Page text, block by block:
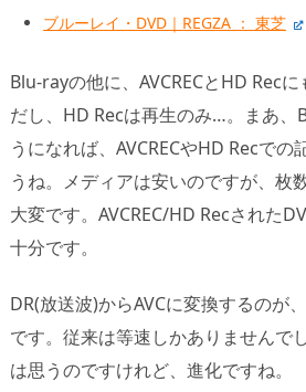
ブルーレイ・DVD｜REGZA ： 東芝
Blu-rayの他に、AVCRECとHD Rec
だし、HD Recは再生のみ…。まあ、
うになれば、AVCRECやHD Recでの
うね。メディアは安いのですが、枚
大変です。AVCREC/HD Recされた
十分です。
DR(放送波)からAVCに変換するのが
です。従来は等速しかありませんで
は思うのですけれど、進化ですね。